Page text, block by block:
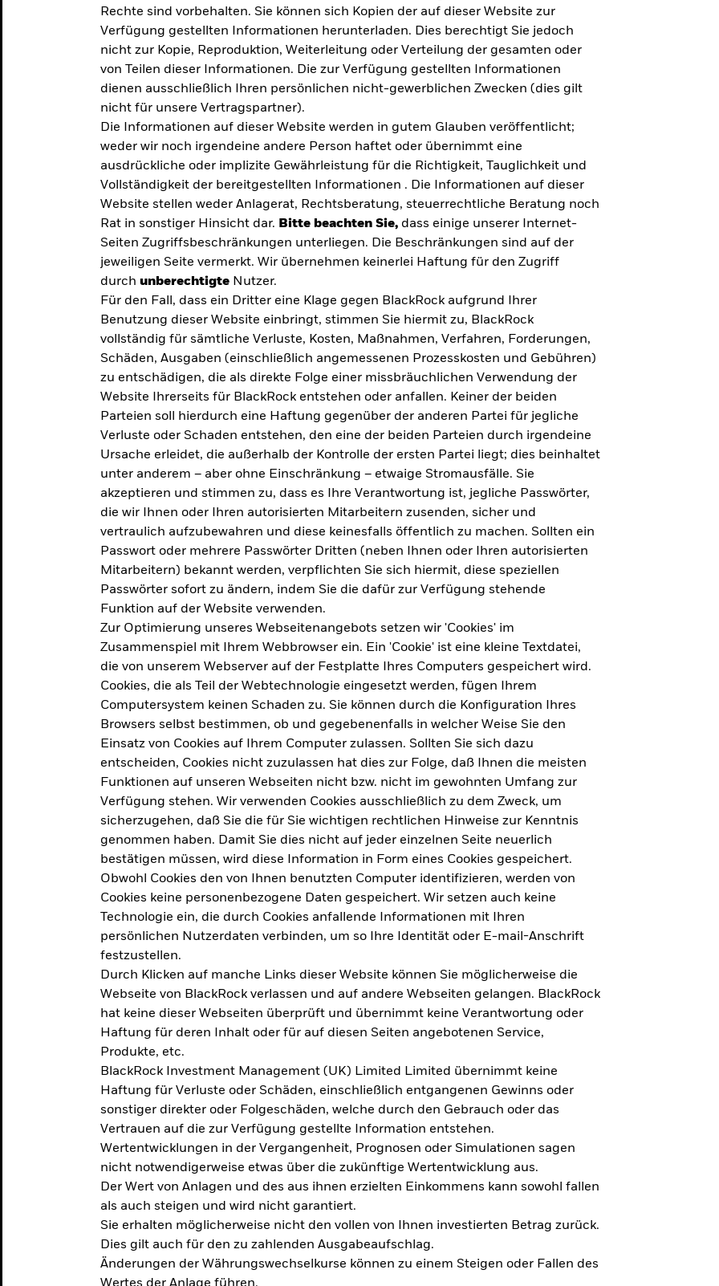
Die
in
das am
verfolgt das
demografische und
Vorschläge, um das
Den Bericht für Deutschland herunterladen
Den Bericht für Europa herunterladen
Rechte sind vorbehalten. Sie können sich Kopien der auf dieser Website zur
Verfügung gestellten Informationen herunterladen. Dies berechtigt Sie jedoch
nicht zur Kopie, Reproduktion, Weiterleitung oder Verteilung der gesamten oder
von Teilen dieser Informationen. Die zur Verfügung gestellten Informationen
dienen ausschließlich Ihren persönlichen nicht-gewerblichen Zwecken (dies gilt
nicht für unsere Vertragspartner).
Die Informationen auf dieser Website werden in gutem Glauben veröffentlicht;
weder wir noch irgendeine andere Person haftet oder übernimmt eine
ausdrückliche oder implizite Gewährleistung für die Richtigkeit, Tauglichkeit und
Vollständigkeit der bereitgestellten Informationen . Die Informationen auf dieser
Website stellen weder Anlagerat, Rechtsberatung, steuerrechtliche Beratung noch
Rat in sonstiger Hinsicht dar. Bitte beachten Sie, dass einige unserer Internet-
Seiten Zugriffsbeschränkungen unterliegen. Die Beschränkungen sind auf der
jeweiligen Seite vermerkt. Wir übernehmen keinerlei Haftung für den Zugriff
durch unberechtigte Nutzer.
Für den Fall, dass ein Dritter eine Klage gegen BlackRock aufgrund Ihrer
Benutzung dieser Website einbringt, stimmen Sie hiermit zu, BlackRock
vollständig für sämtliche Verluste, Kosten, Maßnahmen, Verfahren, Forderungen,
Schäden, Ausgaben (einschließlich angemessenen Prozesskosten und Gebühren)
zu entschädigen, die als direkte Folge einer missbräuchlichen Verwendung der
Website Ihrerseits für BlackRock entstehen oder anfallen. Keiner der beiden
Parteien soll hierdurch eine Haftung gegenüber der anderen Partei für jegliche
Verluste oder Schaden entstehen, den eine der beiden Parteien durch irgendeine
Ursache erleidet, die außerhalb der Kontrolle der ersten Partei liegt; dies beinhaltet
unter anderem – aber ohne Einschränkung – etwaige Stromausfälle. Sie
akzeptieren und stimmen zu, dass es Ihre Verantwortung ist, jegliche Passwörter,
die wir Ihnen oder Ihren autorisierten Mitarbeitern zusenden, sicher und
vertraulich aufzubewahren und diese keinesfalls öffentlich zu machen. Sollten ein
Passwort oder mehrere Passwörter Dritten (neben Ihnen oder Ihren autorisierten
Mitarbeitern) bekannt werden, verpflichten Sie sich hiermit, diese speziellen
Passwörter sofort zu ändern, indem Sie die dafür zur Verfügung stehende
Funktion auf der Website verwenden.
Zur Optimierung unseres Webseitenangebots setzen wir 'Cookies' im
Zusammenspiel mit Ihrem Webbrowser ein. Ein 'Cookie' ist eine kleine Textdatei,
die von unserem Webserver auf der Festplatte Ihres Computers gespeichert wird.
Cookies, die als Teil der Webtechnologie eingesetzt werden, fügen Ihrem
Computersystem keinen Schaden zu. Sie können durch die Konfiguration Ihres
Browsers selbst bestimmen, ob und gegebenenfalls in welcher Weise Sie den
Einsatz von Cookies auf Ihrem Computer zulassen. Sollten Sie sich dazu
entscheiden, Cookies nicht zuzulassen hat dies zur Folge, daß Ihnen die meisten
Funktionen auf unseren Webseiten nicht bzw. nicht im gewohnten Umfang zur
Verfügung stehen. Wir verwenden Cookies ausschließlich zu dem Zweck, um
sicherzugehen, daß Sie die für Sie wichtigen rechtlichen Hinweise zur Kenntnis
genommen haben. Damit Sie dies nicht auf jeder einzelnen Seite neuerlich
bestätigen müssen, wird diese Information in Form eines Cookies gespeichert.
Obwohl Cookies den von Ihnen benutzten Computer identifizieren, werden von
Cookies keine personenbezogene Daten gespeichert. Wir setzen auch keine
Technologie ein, die durch Cookies anfallende Informationen mit Ihren
persönlichen Nutzerdaten verbinden, um so Ihre Identität oder E-mail-Anschrift
festzustellen.
Durch Klicken auf manche Links dieser Website können Sie möglicherweise die
Webseite von BlackRock verlassen und auf andere Webseiten gelangen. BlackRock
hat keine dieser Webseiten überprüft und übernimmt keine Verantwortung oder
Haftung für deren Inhalt oder für auf diesen Seiten angebotenen Service,
Produkte, etc.
BlackRock Investment Management (UK) Limited Limited übernimmt keine
Haftung für Verluste oder Schäden, einschließlich entgangenen Gewinns oder
sonstiger direkter oder Folgeschäden, welche durch den Gebrauch oder das
Vertrauen auf die zur Verfügung gestellte Information entstehen.
Wertentwicklungen in der Vergangenheit, Prognosen oder Simulationen sagen
nicht notwendigerweise etwas über die zukünftige Wertentwicklung aus.
Der Wert von Anlagen und des aus ihnen erzielten Einkommens kann sowohl fallen
als auch steigen und wird nicht garantiert.
Sie erhalten möglicherweise nicht den vollen von Ihnen investierten Betrag zurück.
Dies gilt auch für den zu zahlenden Ausgabeaufschlag.
Änderungen der Währungswechselkurse können zu einem Steigen oder Fallen des